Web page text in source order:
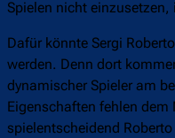
Spielen nicht
Dafür könnte Sergi
werden. Denn dort
dynamischer Spieler am
Eigenschaften fehlen
spielentscheidend